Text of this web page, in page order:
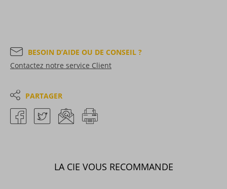
BESOIN D’AIDE OU DE CONSEIL ?
Contactez notre service Client
PARTAGER
LA CIE VOUS RECOMMANDE